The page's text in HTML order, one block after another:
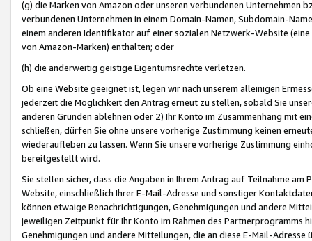
(g) die Marken von Amazon oder unseren verbundenen Unternehmen
verbundenen Unternehmen in einem Domain-Namen, Subdomain-
einem anderen Identifikator auf einer sozialen Netzwerk-Website
von Amazon-Marken) enthalten; oder
(h) die anderweitig geistige Eigentumsrechte verletzen.
Ob eine Website geeignet ist, legen wir nach unserem alleinigen
jederzeit die Möglichkeit den Antrag erneut zu stellen, sobald Sie
anderen Gründen ablehnen oder 2) Ihr Konto im Zusammenhang mit
schließen, dürfen Sie ohne unsere vorherige Zustimmung keinen
wiederaufleben zu lassen. Wenn Sie unsere vorherige Zustimmung
bereitgestellt wird.
Sie stellen sicher, dass die Angaben in Ihrem Antrag auf Teilnahme
Website, einschließlich Ihrer E-Mail-Adresse und sonstiger
können etwaige Benachrichtigungen, Genehmigungen und andere
jeweiligen Zeitpunkt für Ihr Konto im Rahmen des Partnerprogramms
Genehmigungen und andere Mitteilungen, die an diese E-Mail-